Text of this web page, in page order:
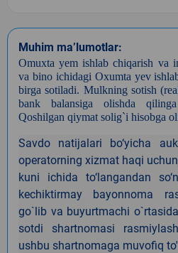
Muhim ma’lumotlar:
Omuxta yem ishlab chiqarish va
va bino ichidagi Oxumta yev
birga sotiladi. Mulkning sotish
bank balansiga olishda
Qoshilgan qiymat solig`i hisobga
Savdo natijalari bo‘yicha
operatorning xizmat haqi
kuni ichida to‘langandan
kechiktirmay bayonnoma
go`lib va buyurtmachi
sotdi shartnomasi
ushbu shartnomaga muvofiq